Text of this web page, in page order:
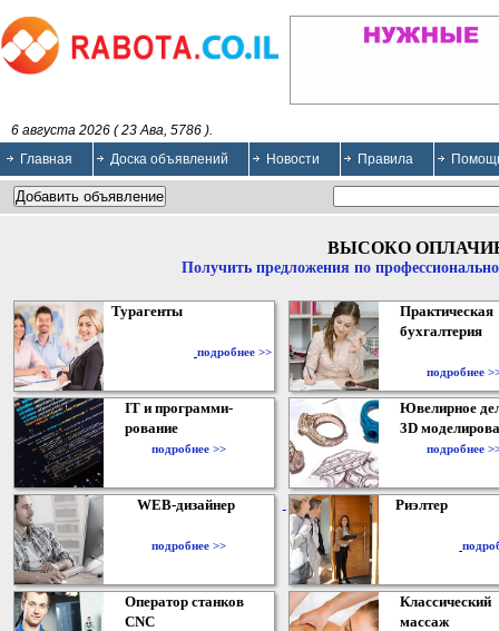
6 августа 2026 ( 23 Ава, 5786 ).
Главная
Доска объявлений Новости Правила
ВЫСОКО
Получить предложения по
Турагенты
подробнее >>
Практическая
бухгалтерия
подробнее
IT и программи-
рование
подробнее >>
Ювелирное
3D
подробнее
WEB-дизайнер
подробнее >>
Риэлтер
Оператор станков
CNC
Классический
массаж